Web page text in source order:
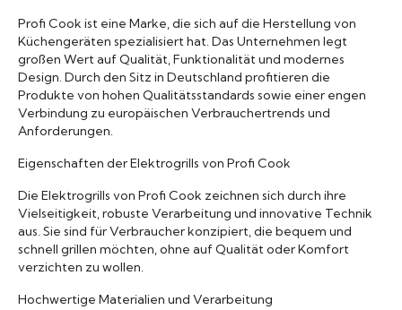
Profi Cook ist eine Marke, die sich auf die Herstellung von
Küchengeräten spezialisiert hat. Das Unternehmen legt
großen Wert auf Qualität, Funktionalität und modernes
Design. Durch den Sitz in Deutschland profitieren die
Produkte von hohen Qualitätsstandards sowie einer engen
Verbindung zu europäischen Verbrauchertrends und
Anforderungen.
Eigenschaften der Elektrogrills von Profi Cook
Die Elektrogrills von Profi Cook zeichnen sich durch ihre
Vielseitigkeit, robuste Verarbeitung und innovative Technik
aus. Sie sind für Verbraucher konzipiert, die bequem und
schnell grillen möchten, ohne auf Qualität oder Komfort
verzichten zu wollen.
Hochwertige Materialien und Verarbeitung